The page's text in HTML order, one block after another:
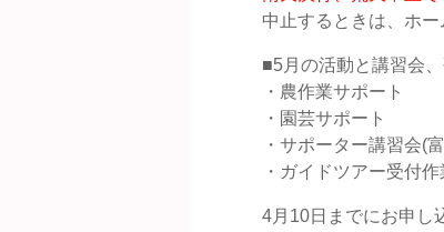
中止するときは、ホ
■5月の活動と講習会
・農作業サポート
・園芸サポート
・サポーター講習会(
・ガイドツアー受付作
4月10日までにお申し